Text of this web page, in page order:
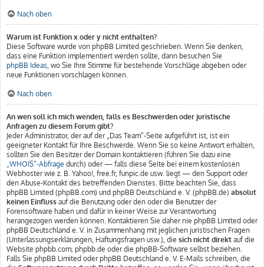
Nach oben
Warum ist Funktion x oder y nicht enthalten?
Diese Software wurde von phpBB Limited geschrieben. Wenn Sie denken,
dass eine Funktion implementiert werden sollte, dann besuchen Sie
phpBB Ideas, wo Sie Ihre Stimme für bestehende Vorschläge abgeben oder
neue Funktionen vorschlagen können.
Nach oben
An wen soll ich mich wenden, falls es Beschwerden oder juristische
Anfragen zu diesem Forum gibt?
Jeder Administrator, der auf der „Das Team“-Seite aufgeführt ist, ist ein
geeigneter Kontakt für Ihre Beschwerde. Wenn Sie so keine Antwort erhalten,
sollten Sie den Besitzer der Domain kontaktieren (führen Sie dazu eine
„WHOIS“-Abfrage durch) oder — falls diese Seite bei einem kostenlosen
Webhoster wie z. B. Yahoo!, free.fr, funpic.de usw. liegt — den Support oder
den Abuse-Kontakt des betreffenden Dienstes. Bitte beachten Sie, dass
phpBB Limited (phpBB.com) und phpBB Deutschland e. V. (phpBB.de) absolut
keinen Einfluss auf die Benutzung oder den oder die Benutzer der
Forensoftware haben und dafür in keiner Weise zur Verantwortung
herangezogen werden können. Kontaktieren Sie daher nie phpBB Limited oder
phpBB Deutschland e. V. in Zusammenhang mit jeglichen juristischen Fragen
(Unterlassungserklärungen, Haftungsfragen usw.), die sich nicht direkt auf die
Website phpbb.com, phpbb.de oder die phpBB-Software selbst beziehen.
Falls Sie phpBB Limited oder phpBB Deutschland e. V. E-Mails schreiben, die